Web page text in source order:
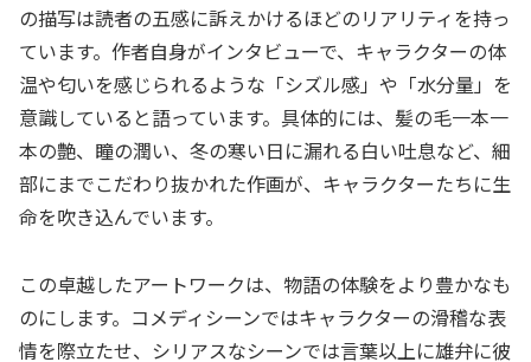
の描写は読者の五感に訴えかけるほどのリアリティを持っ
ています。作者自身がインタビューで、キャラクターの体
温や匂いを感じられるような「シズル感」や「水分量」を
意識していると語っています。具体的には、髪の毛一本一
本の艶、瞳の潤い、冬の寒い日に漏れる白い吐息など、細
部にまでこだわり抜かれた作画が、キャラクターたちに生
命を吹き込んでいます。
この卓越したアートワークは、物語の体験をより豊かなも
のにします。コメディシーンではキャラクターの滑稽な表
情を際立たせ、シリアスなシーンでは言葉以上に雄弁に彼